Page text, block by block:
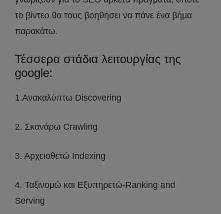
το βίντεο θα τους βοηθήσει να πάνε ένα βήμα
παρακάτω.
Τέσσερα στάδια λειτουργίας της
google:
1.Ανακαλύπτω Discovering
2. Σκανάρω Crawling
3. Αρχειοθετώ Indexing
4. Ταξινομώ και Εξυπηρετώ-Ranking and
Serving